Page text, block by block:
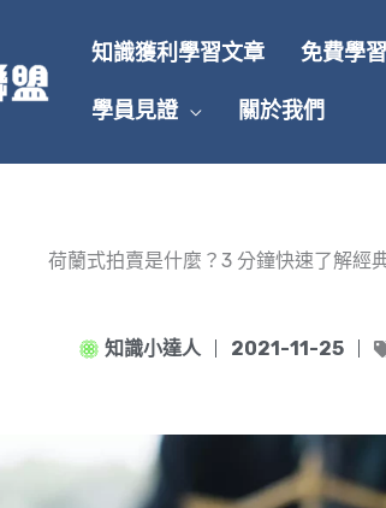
知識獲利學習文章 免費學
學員見證 關於我們
荷蘭式拍賣是什麼？3 分鐘快速了解經
知識小達人 2021-11-25